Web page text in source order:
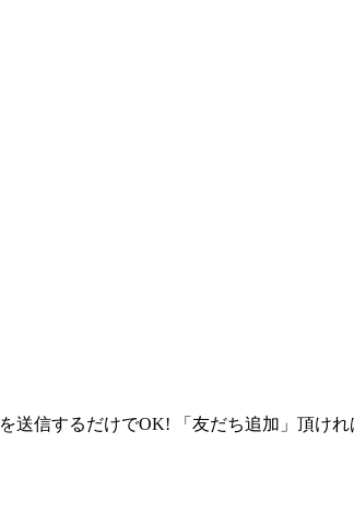
信するだけでOK! 「友だち追加」頂け